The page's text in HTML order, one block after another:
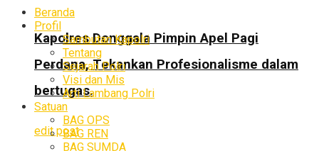
Kapolres Donggala Pimpin Apel Pagi
Perdana, Tekankan Profesionalisme dalam
bertugas.
edit post
Beranda
Profil
Sambutan Kapolri
Tentang
Sejarah Polri
Visi dan Mis
Arti Lambang Polri
Satuan
BAG OPS
BAG REN
BAG SUMDA